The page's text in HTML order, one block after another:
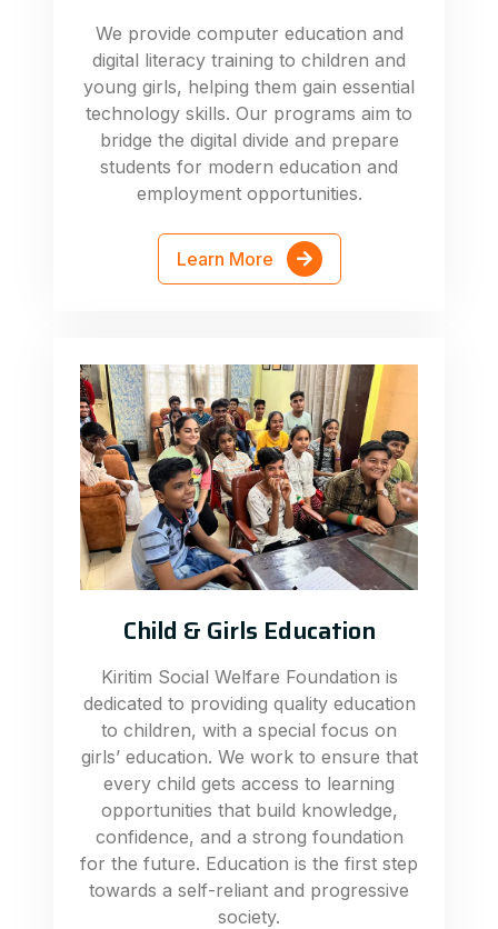
We provide computer education and
digital literacy training to children and
young girls, helping them gain essential
technology skills. Our programs aim to
bridge the digital divide and prepare
students for modern education and
employment opportunities.
Learn More
Child & Girls Education
Kiritim Social Welfare Foundation is
dedicated to providing quality education
to children, with a special focus on
girls’ education. We work to ensure that
every child gets access to learning
opportunities that build knowledge,
confidence, and a strong foundation
for the future. Education is the first step
towards a self-reliant and progressive
society.